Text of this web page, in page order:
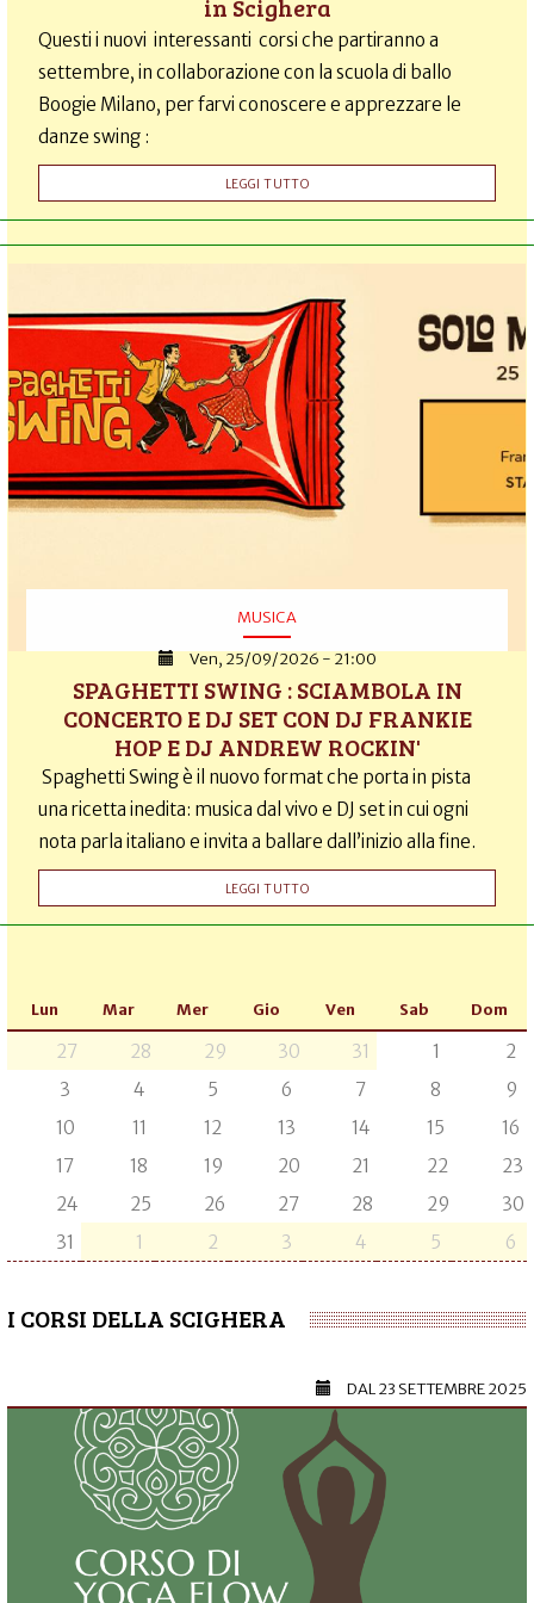
in Scighera
Questi i nuovi interessanti corsi che partiranno a
settembre, in collaborazione con la scuola di ballo
Boogie Milano, per farvi conoscere e apprezzare le
danze swing :
LEGGI TUTTO
MUSICA
Ven, 25/09/2026 - 21:00
SPAGHETTI SWING : SCIAMBOLA IN
CONCERTO E DJ SET CON DJ FRANKIE
HOP E DJ ANDREW ROCKIN'
Spaghetti Swing è il nuovo format che porta in pista
una ricetta inedita: musica dal vivo e DJ set in cui ogni
nota parla italiano e invita a ballare dall’inizio alla fine.
LEGGI TUTTO
Lun Mar Mer Gio Ven Sab Dom
27 28 29 30 31 1
2
3
4 5 6 7 8
9
10
11 12 13 14 15
16
17
18 19 20 21 22
23
24
25 26 27 28 29
30
31
1 2 3 4 5 6
I CORSI DELLA SCIGHERA
DAL23 SETTEMBRE 2025